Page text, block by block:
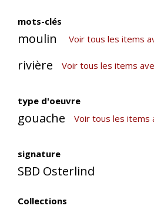
mots-clés
moulin Voir tous les items
rivière Voir tous les items
type d'oeuvre
gouache Voir tous les items
signature
SBD Osterlind
Collections